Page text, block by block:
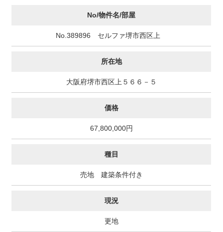
No/物件名/部屋
No.389896 セルファ堺市西区上
所在地
大阪府堺市西区上５６６－５
価格
67,800,000円
種目
売地 建築条件付き
現況
更地